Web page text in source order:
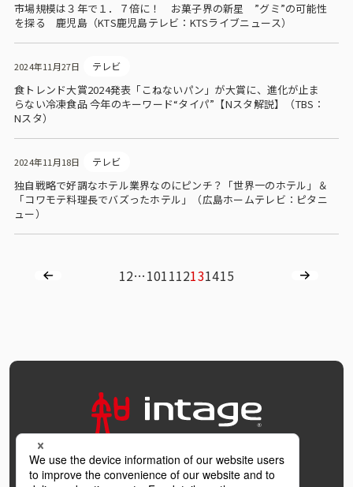
市場規模は３年で１．７倍に！ お菓子界の新星 ”グミ”の可能性
を探る 鹿児島（KTS鹿児島テレビ：KTSライブニュース）
2024年11月27日 テレビ
食トレンド大賞2024発表「こねないパン」が大賞に、進化が止ま
らない冷凍食品 今年のキーワード“タイパ”【Nスタ解説】（TBS：
Nスタ）
2024年11月18日 テレビ
独自戦略で好調なホテル業界なのにピンチ？「世界一のホテル」＆
「コワモテ料理長でバズったホテル」（広島ホームテレビ：ピタニ
ュー）
12…101112131415